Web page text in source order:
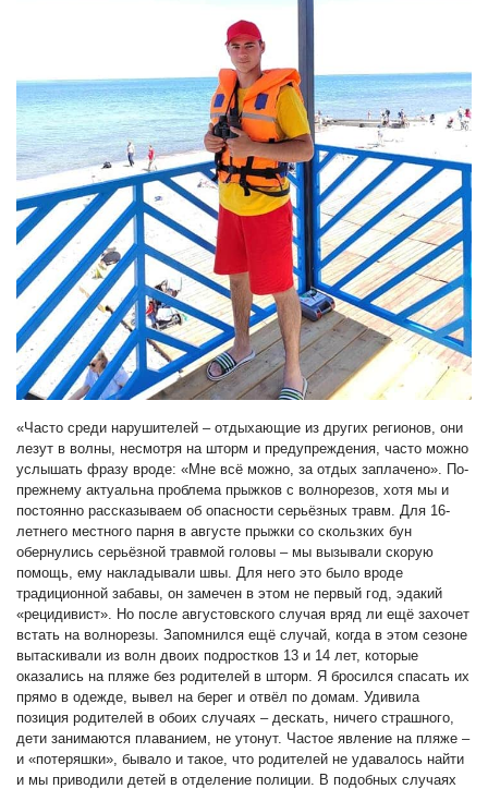
«Часто среди нарушителей – отдыхающие из других регионов, они
лезут в волны, несмотря на шторм и предупреждения, часто можно
услышать фразу вроде: «Мне всё можно, за отдых заплачено». По-
прежнему актуальна проблема прыжков с волнорезов, хотя мы и
постоянно рассказываем об опасности серьёзных травм. Для 16-
летнего местного парня в августе прыжки со скользких бун
обернулись серьёзной травмой головы – мы вызывали скорую
помощь, ему накладывали швы. Для него это было вроде
традиционной забавы, он замечен в этом не первый год, эдакий
«рецидивист». Но после августовского случая вряд ли ещё захочет
встать на волнорезы. Запомнился ещё случай, когда в этом сезоне
вытаскивали из волн двоих подростков 13 и 14 лет, которые
оказались на пляже без родителей в шторм. Я бросился спасать их
прямо в одежде, вывел на берег и отвёл по домам. Удивила
позиция родителей в обоих случаях – дескать, ничего страшного,
дети занимаются плаванием, не утонут. Частое явление на пляже –
и «потеряшки», бывало и такое, что родителей не удавалось найти
и мы приводили детей в отделение полиции. В подобных случаях